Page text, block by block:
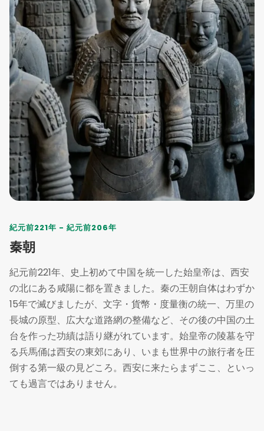
紀元前221年 - 紀元前206年
秦朝
紀元前221年、史上初めて中国を統一した始皇帝は、西安
の北にある咸陽に都を置きました。秦の王朝自体はわずか
15年で滅びましたが、文字・貨幣・度量衡の統一、万里の
長城の原型、広大な道路網の整備など、その後の中国の土
台を作った功績は語り継がれています。始皇帝の陵墓を守
る兵馬俑は西安の東郊にあり、いまも世界中の旅行者を圧
倒する第一級の見どころ。西安に来たらまずここ、といっ
ても過言ではありません。